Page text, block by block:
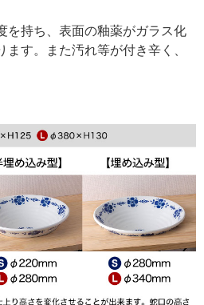
を持ち、表面の釉薬がガラス化
す。また汚れ等が付き辛く、